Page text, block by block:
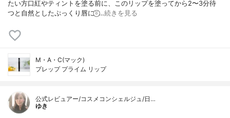
たい方口紅やティントを塗る前に、このリップを塗ってから2〜3分待
つと自然としたぷっくり唇に⍤⃝︎…続きを見る
M・A・C(マック)
プレップ プライム リップ
公式レビュアー/コスメコンシェルジュ/日…
ゆき